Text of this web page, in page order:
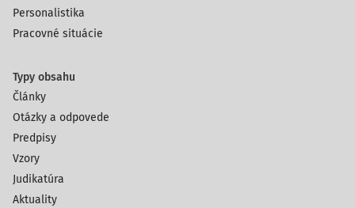
Personalistika
Pracovné situácie
Typy obsahu
Články
Otázky a odpovede
Predpisy
Vzory
Judikatúra
Aktuality